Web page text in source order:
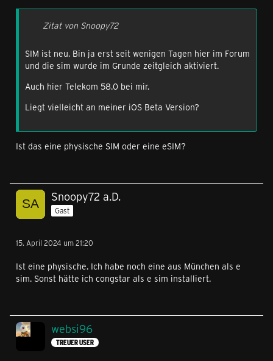
Zitat von Snoopy72
SIM ist neu. Bin ja erst seit wenigen Tagen hier im Forum
und die sim wurde im Grunde zeitgleich aktiviert.
Auch hier Telekom 58.0 bei mir.
Liegt vielleicht an meiner iOS Beta Version?
Ist das eine physische SIM oder eine eSIM?
Snoopy72 a.D.
Gast
15. April 2024 um 21:20
Ist eine physische. Ich habe noch eine aus München als e
sim. Sonst hätte ich congstar als e sim installiert.
websi96
TREUER USER